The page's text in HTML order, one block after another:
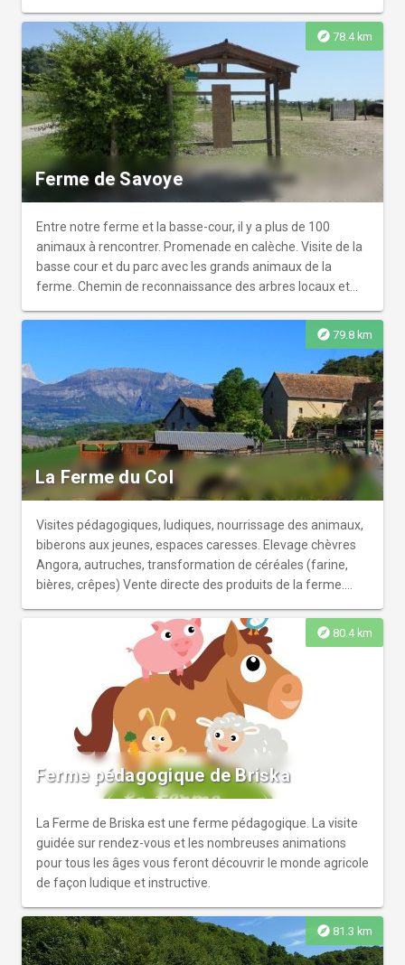
explore 78.4 km
Ferme de Savoye
Entre notre ferme et la basse-cour, il y a plus de 100
animaux à rencontrer. Promenade en calèche. Visite de la
basse cour et du parc avec les grands animaux de la
ferme. Chemin de reconnaissance des arbres locaux et
explore 79.8 km
La Ferme du Col
Visites pédagogiques, ludiques, nourrissage des animaux,
biberons aux jeunes, espaces caresses. Elevage chèvres
Angora, autruches, transformation de céréales (farine,
bières, crêpes) Vente directe des produits de la ferme.
explore 80.4 km
Ferme pédagogique de Briska
La Ferme de Briska est une ferme pédagogique. La visite
guidée sur rendez-vous et les nombreuses animations
pour tous les âges vous feront découvrir le monde agricole
de façon ludique et instructive.
explore 81.3 km